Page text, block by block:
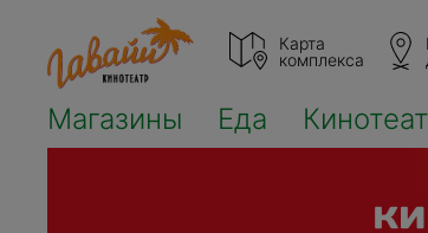
Карта
комплекса
Магазины Еда